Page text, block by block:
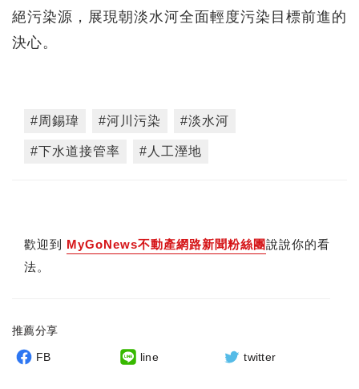
絕污染源，展現朝淡水河全面輕度污染目標前進的
決心。
#周錫瑋 #河川污染 #淡水河
#下水道接管率 #人工溼地
歡迎到 MyGoNews不動產網路新聞粉絲團說說你的看
法。
推薦分享
FB line twitter